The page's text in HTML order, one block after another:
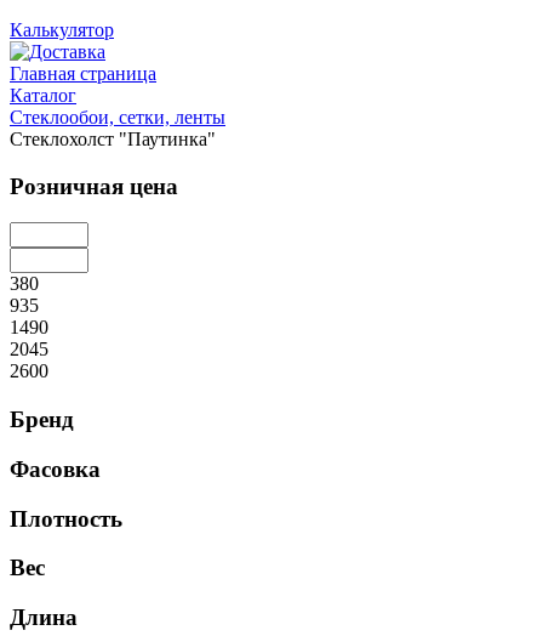
Калькулятор
Главная страница
Каталог
Стеклообои, сетки, ленты
Стеклохолст "Паутинка"
Розничная цена
380
935
1490
2045
2600
Бренд
Фасовка
Плотность
Вес
Длина